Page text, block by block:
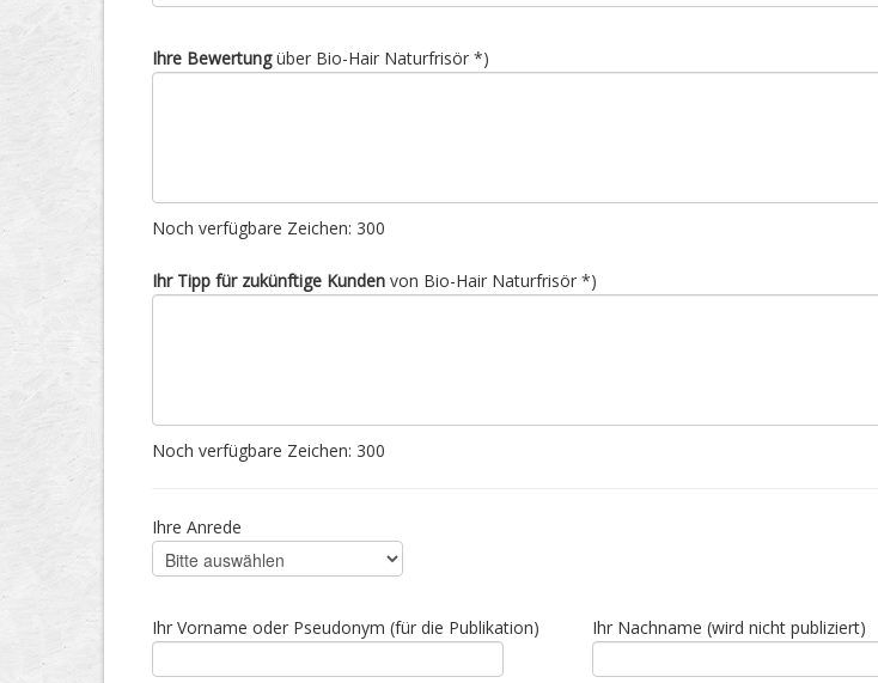
Ihre Bewertungüber Bio-Hair Naturfrisör *)
Noch verfügbare Zeichen: 300
Ihr Tipp für zukünftige Kunden von Bio-Hair Naturfrisör *)
Noch verfügbare Zeichen: 300
Ihre Anrede
Ihr Vorname oder Pseudonym (für die Publikation) Ihr Nachname (wird nicht publiziert)